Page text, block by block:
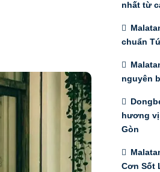
nhất từ
chuẩn
nguyên
hương
Gòn
Cơn Sốt